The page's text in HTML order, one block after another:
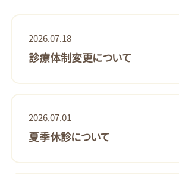
2026.07.18
診療体制変更について
2026.07.01
夏季休診について